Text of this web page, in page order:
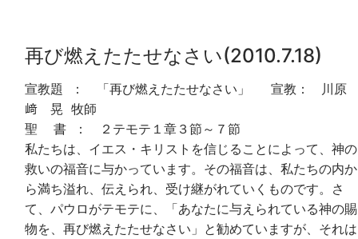
再び燃えたたせなさい(2010.7.18)
宣教題 ： 「再び燃えたたせなさい」 宣教： 川原
﨑 晃 牧師
聖 書 ： ２テモテ１章３節～７節
私たちは、イエス・キリストを信じることによって、神の
救いの福音に与かっています。その福音は、私たちの内か
ら満ち溢れ、伝えられ、受け継がれていくものです。さ
て、パウロがテモテに、「あなたに与えられている神の賜
物を、再び燃えたたせなさい」と勧めていますが、それは